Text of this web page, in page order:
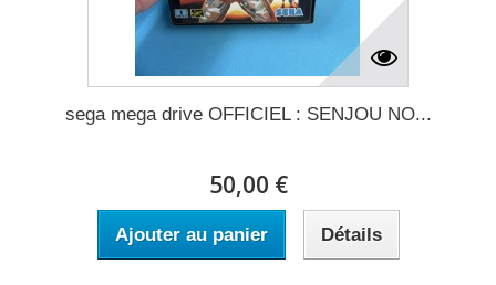
sega mega drive OFFICIEL : SENJOU NO...
50,00 €
Ajouter au panier Détails